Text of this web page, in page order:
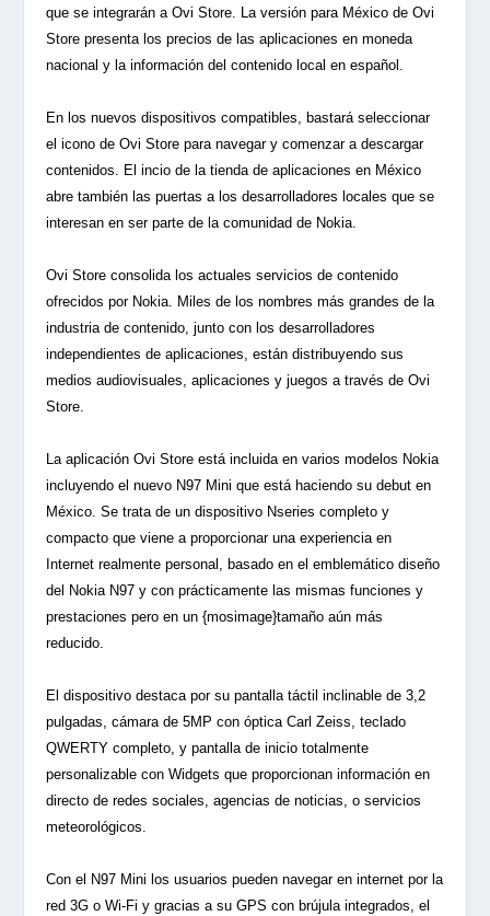
que se integrarán a Ovi Store. La versión para México de Ovi
Store presenta los precios de las aplicaciones en moneda
nacional y la información del contenido local en español.
En los nuevos dispositivos compatibles, bastará seleccionar
el icono de Ovi Store para navegar y comenzar a descargar
contenidos. El incio de la tienda de aplicaciones en México
abre también las puertas a los desarrolladores locales que se
interesan en ser parte de la comunidad de Nokia.
Ovi Store consolida los actuales servicios de contenido
ofrecidos por Nokia. Miles de los nombres más grandes de la
industria de contenido, junto con los desarrolladores
independientes de aplicaciones, están distribuyendo sus
medios audiovisuales, aplicaciones y juegos a través de Ovi
Store.
La aplicación Ovi Store está incluida en varios modelos Nokia
incluyendo el nuevo N97 Mini que está haciendo su debut en
México. Se trata de un dispositivo Nseries completo y
compacto que viene a proporcionar una experiencia en
Internet realmente personal, basado en el emblemático diseño
del Nokia N97 y con prácticamente las mismas funciones y
prestaciones pero en un {mosimage}tamaño aún más
reducido.
El dispositivo destaca por su pantalla táctil inclinable de 3,2
pulgadas, cámara de 5MP con óptica Carl Zeiss, teclado
QWERTY completo, y pantalla de inicio totalmente
personalizable con Widgets que proporcionan información en
directo de redes sociales, agencias de noticias, o servicios
meteorológicos.
Con el N97 Mini los usuarios pueden navegar en internet por la
red 3G o Wi-Fi y gracias a su GPS con brújula integrados, el